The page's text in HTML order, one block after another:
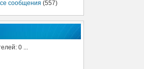
сообщения (557)
0 ...